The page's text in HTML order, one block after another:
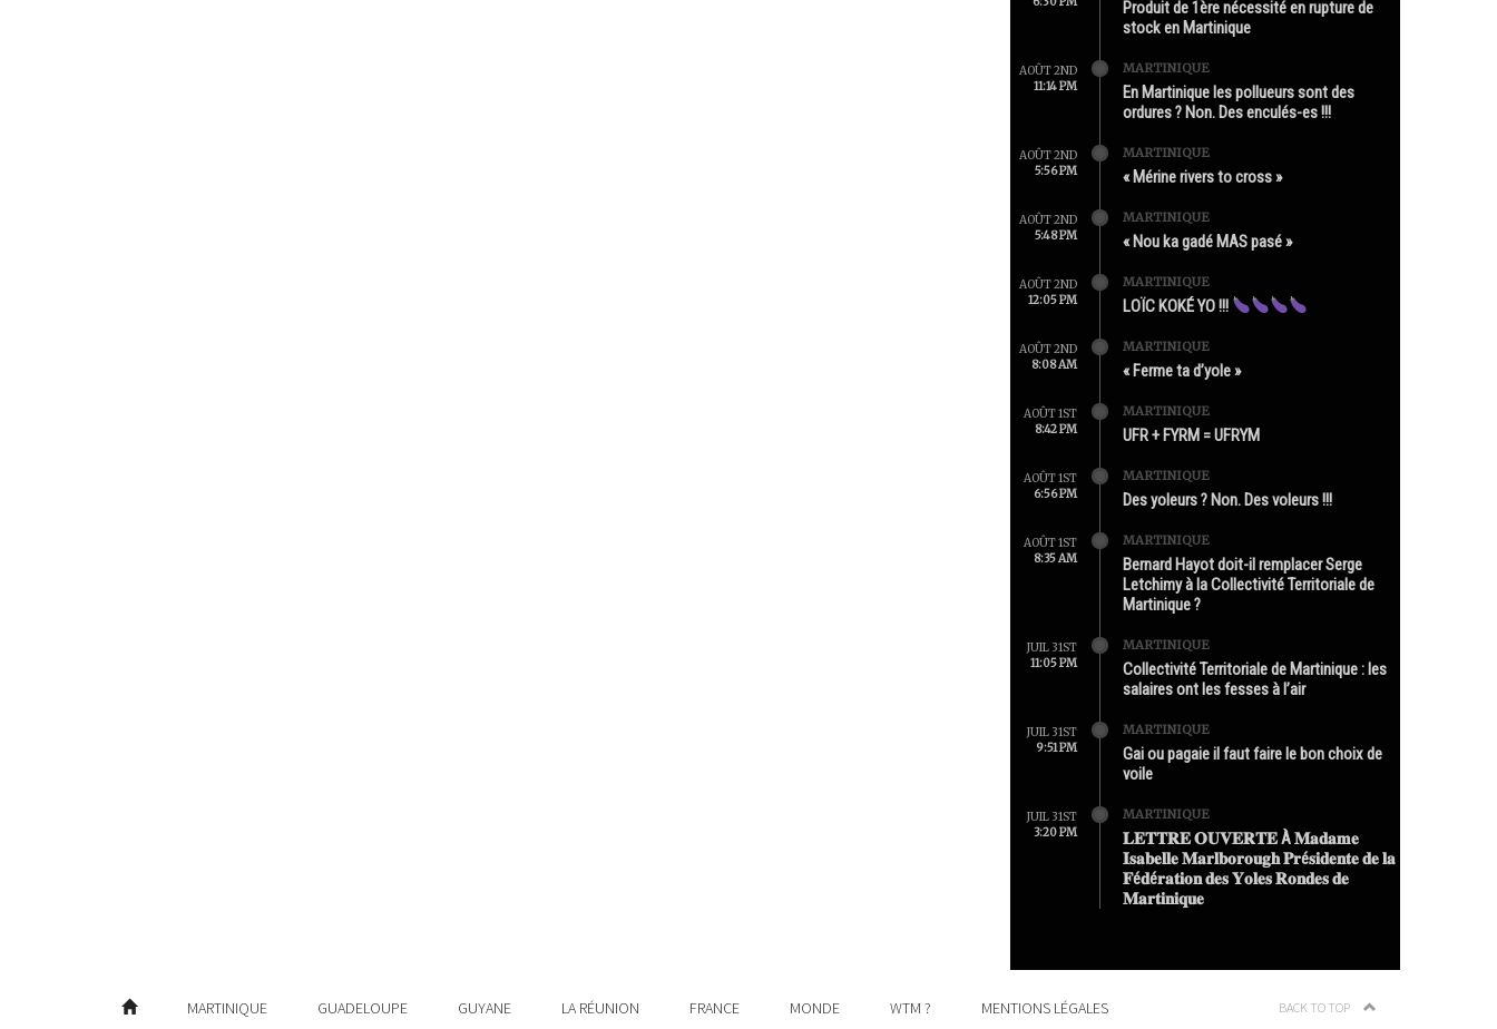
Produit de 1ère nécessité en rupture de
stock en Martinique
AOÛT 2ND
11:14 PM
MARTINIQUE
En Martinique les pollueurs sont des
ordures ? Non. Des enculés-es !!!
AOÛT 2ND
5:56 PM
MARTINIQUE
« Mérine rivers to cross »
AOÛT 2ND
5:48 PM
MARTINIQUE
« Nou ka gadé MAS pasé »
AOÛT 2ND
12:05 PM
MARTINIQUE
LOÏC KOKÉ YO !!!
AOÛT 2ND
8:08 AM
MARTINIQUE
« Ferme ta d’yole »
AOÛT 1ST
8:42 PM
MARTINIQUE
UFR + FYRM = UFRYM
AOÛT 1ST
6:56 PM
MARTINIQUE
Des yoleurs ? Non. Des voleurs !!!
AOÛT 1ST
8:35 AM
MARTINIQUE
Bernard Hayot doit-il remplacer Serge
Letchimy à la Collectivité Territoriale de
Martinique ?
JUIL 31ST
11:05 PM
MARTINIQUE
Collectivité Territoriale de Martinique : les
salaires ont les fesses à l’air
JUIL 31ST
9:51 PM
MARTINIQUE
Gai ou pagaie il faut faire le bon choix de
voile
JUIL 31ST
3:20 PM
MARTINIQUE
𝐋𝐄𝐓𝐓𝐑𝐄 𝐎𝐔𝐕𝐄𝐑𝐓𝐄 À 𝐌𝐚𝐝𝐚𝐦𝐞
𝐈𝐬𝐚𝐛𝐞𝐥𝐥𝐞 𝐌𝐚𝐫𝐥𝐛𝐨𝐫𝐨𝐮𝐠𝐡 𝐏𝐫é𝐬𝐢𝐝𝐞𝐧𝐭𝐞 𝐝𝐞 𝐥𝐚
𝐅é𝐝é𝐫𝐚𝐭𝐢𝐨𝐧 𝐝𝐞𝐬 𝐘𝐨𝐥𝐞𝐬 𝐑𝐨𝐧𝐝𝐞𝐬 𝐝𝐞
𝐌𝐚𝐫𝐭𝐢𝐧𝐢𝐪𝐮𝐞
MARTINIQUE GUADELOUPE GUYANE LA RÉUNION FRANCE MONDE WTM ? MENTIONS LÉGALES BACK TO TOP